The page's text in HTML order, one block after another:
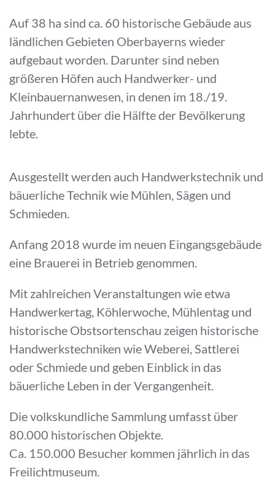
Auf 38 ha sind ca. 60 historische Gebäude aus
ländlichen Gebieten Oberbayerns wieder
aufgebaut worden. Darunter sind neben
größeren Höfen auch Handwerker- und
Kleinbauernanwesen, in denen im 18./19.
Jahrhundert über die Hälfte der Bevölkerung
lebte.
Ausgestellt werden auch Handwerkstechnik und
bäuerliche Technik wie Mühlen, Sägen und
Schmieden.
Anfang 2018 wurde im neuen Eingangsgebäude
eine Brauerei in Betrieb genommen.
Mit zahlreichen Veranstaltungen wie etwa
Handwerkertag, Köhlerwoche, Mühlentag und
historische Obstsortenschau zeigen historische
Handwerkstechniken wie Weberei, Sattlerei
oder Schmiede und geben Einblick in das
bäuerliche Leben in der Vergangenheit.
Die volkskundliche Sammlung umfasst über
80.000 historischen Objekte.
Ca. 150.000 Besucher kommen jährlich in das
Freilichtmuseum.